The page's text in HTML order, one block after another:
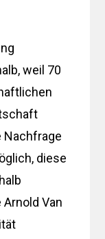
weil 70
Nachfrage
diese
Van